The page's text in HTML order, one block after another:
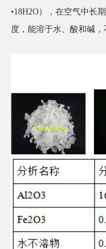
•18H2O），在空气中长
度，能溶于水、酸和碱，